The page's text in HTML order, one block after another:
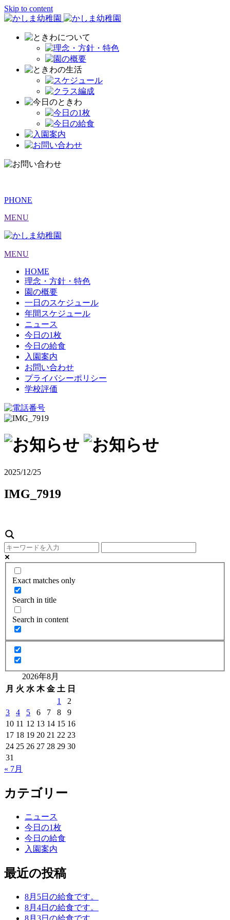
Skip to content
PHONE
MENU
MENU
HOME
理念・方針・特色
園の概要
一日のスケジュール
年間スケジュール
ニュース
今日の1枚
今日の給食
入園案内
お問い合わせ
プライバシーポリシー
学校評価
2025/12/25
IMG_7919
Exact matches only
Search in title
Search in content
2026年8月
月 火 水 木 金 土 日
1
2
3
4 5 6 7 8
9
10 11 12 13 14 15 16
17 18 19 20 21 22 23
24 25 26 27 28 29 30
31
« 7月
カテゴリー
ニュース
今日の1枚
今日の給食
入園案内
最近の投稿
8月5日の給食です。
8月4日の給食です。
8月3日の給食です。